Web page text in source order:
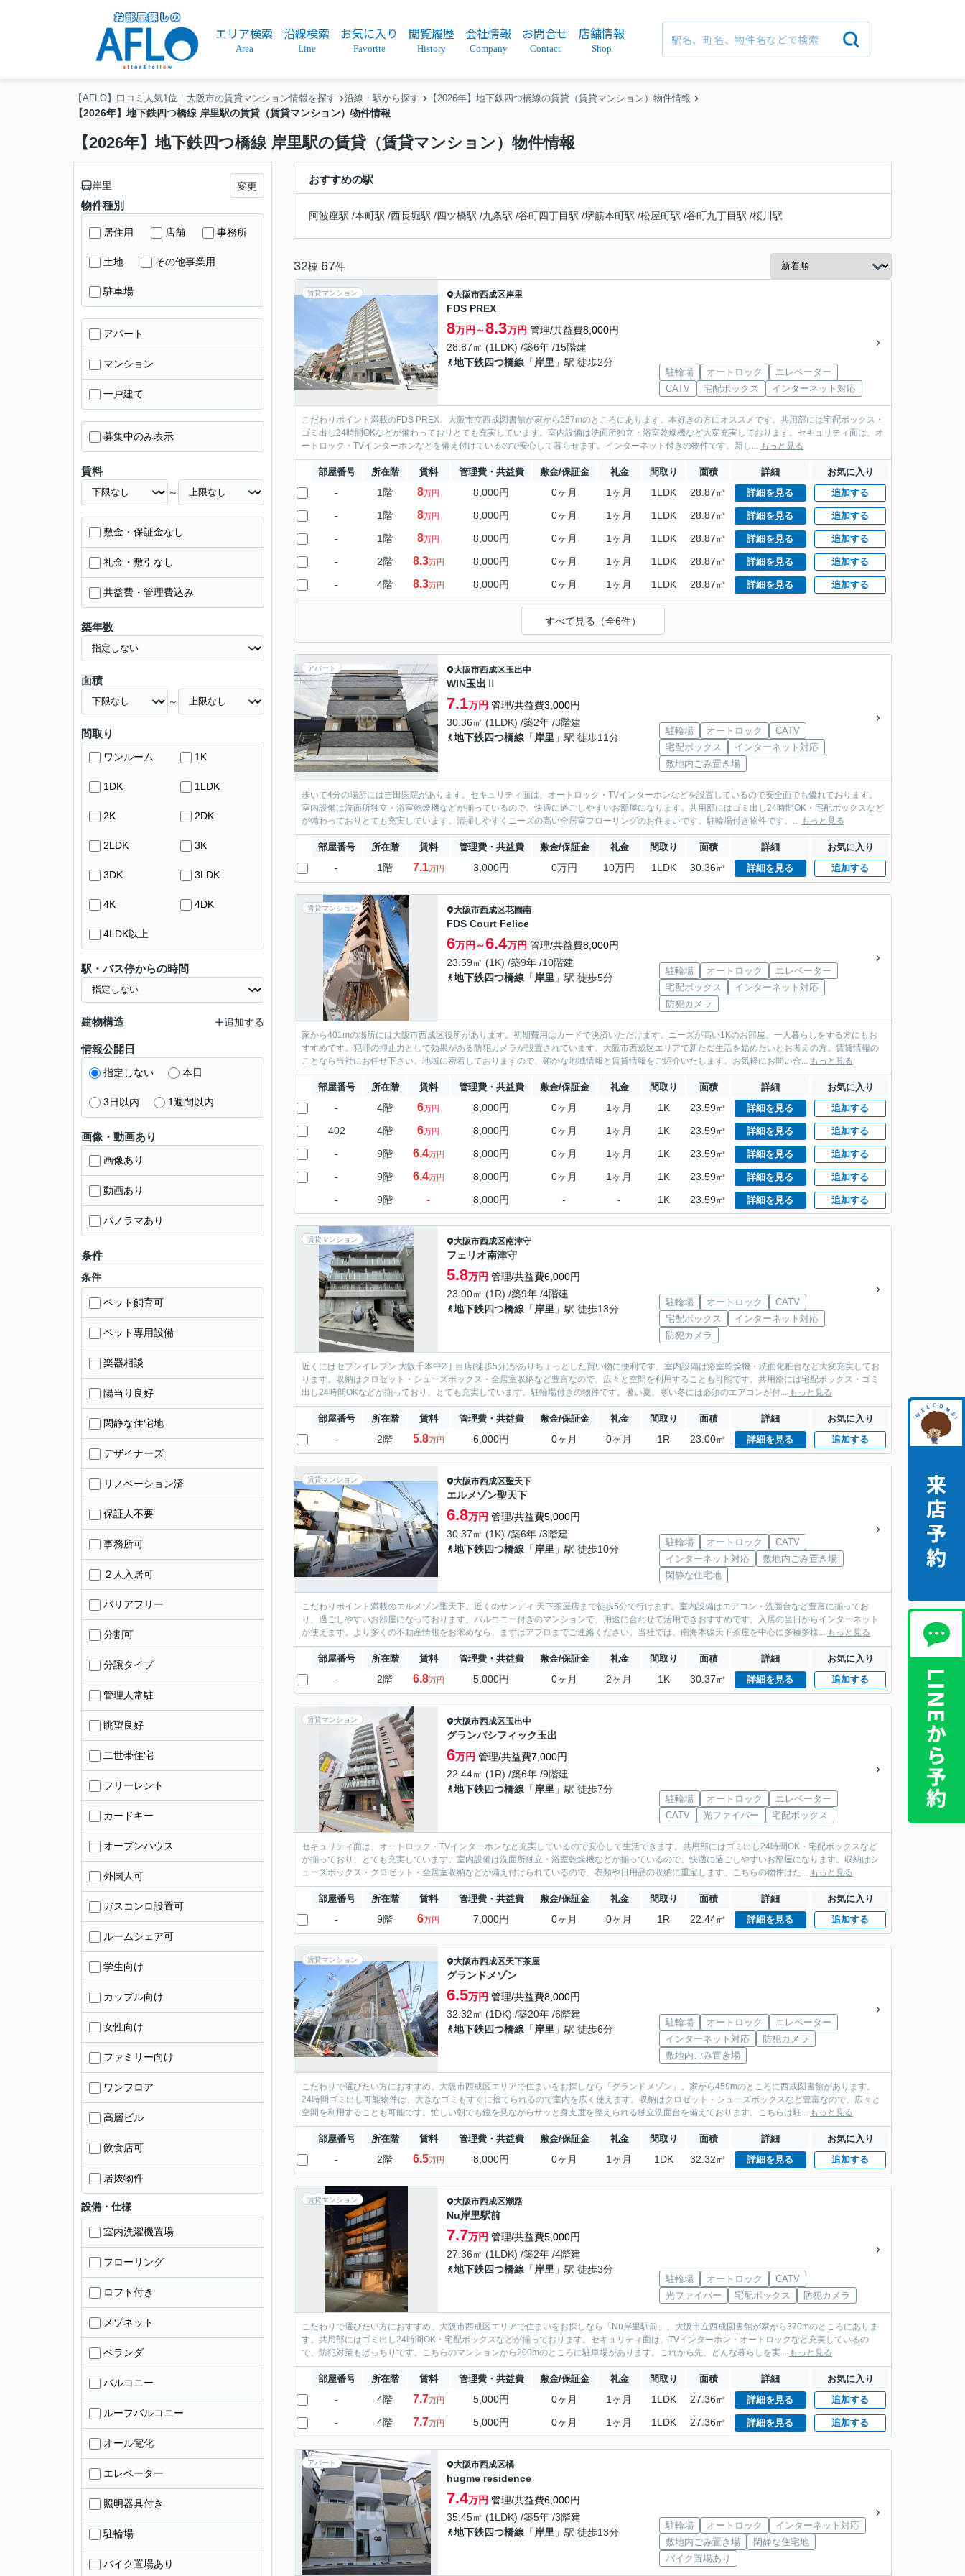
エリア検索
Area
沿線検索
Line
お気に入り
Favorite
閲覧履歴
History
会社情報
Company
お問合せ
Contact
店舗情報
Shop
【AFLO】口コミ人気1位｜大阪市の賃貸マンション情報を探す 沿線・駅から探す 【2026年】地下鉄四つ橋線の賃貸（賃貸マンション）物件情報
【2026年】地下鉄四つ橋線 岸里駅の賃貸（賃貸マンション）物件情報
【2026年】地下鉄四つ橋線 岸里駅の賃貸（賃貸マンション）物件情報
おすすめの駅
阿波座駅 /本町駅 /西長堀駅 /四ツ橋駅 /九条駅 /谷町四丁目駅 /堺筋本町駅 /松屋町駅 /谷町九丁目駅 /桜川駅
32棟 67件
賃貸マンション 大阪市西成区岸里
FDS PREX
8万円～8.3万円 管理/共益費8,000円
28.87㎡ (1LDK) /築6年 /15階建
地下鉄四つ橋線 「 岸里 」駅 徒歩2分
駐輪場 オートロック
エレベーター
CATV
宅配ボックス インターネット対応
こだわりポイント満載のFDS PREX。大阪市立西成図書館が家から257mのところにあります。本好きの方にオススメです。共用部には宅配ボックス・
ゴミ出し24時間OKなどが備わっておりとても充実しています。室内設備は洗面所独立・浴室乾燥機など大変充実しております。セキュリティ面は、オ
ートロック・TVインターホンなどを備え付けているので安心して暮らせます。インターネット付きの物件です。新し... もっと見る
部屋番号 所在階 賃料 管理費・共益費 敷金/保証金 礼金 間取り 面積 詳細 お気に入り
- 1階 8万円 8,000円 0ヶ月 1ヶ月 1LDK 28.87㎡ 詳細を見る 追加する
- 1階 8万円 8,000円 0ヶ月 1ヶ月 1LDK 28.87㎡ 詳細を見る 追加する
- 1階 8万円 8,000円 0ヶ月 1ヶ月 1LDK 28.87㎡ 詳細を見る 追加する
- 2階 8.3万円 8,000円 0ヶ月 1ヶ月 1LDK 28.87㎡ 詳細を見る 追加する
- 4階 8.3万円 8,000円 0ヶ月 1ヶ月 1LDK 28.87㎡ 詳細を見る 追加する
すべて見る（全6件）
アパート 大阪市西成区玉出中
WIN玉出Ⅱ
7.1万円 管理/共益費3,000円
30.36㎡ (1LDK) /築2年 /3階建
地下鉄四つ橋線 「 岸里 」駅 徒歩11分
駐輪場 オートロック
CATV
宅配ボックス
インターネット対応
敷地内ごみ置き場
歩いて4分の場所には吉田医院があります。セキュリティ面は、オートロック・TVインターホンなどを設置しているので安全面でも優れております。
室内設備は洗面所独立・浴室乾燥機などが揃っているので、快適に過ごしやすいお部屋になります。共用部にはゴミ出し24時間OK・宅配ボックスなど
が備わっておりとても充実しています。清掃しやすくニーズの高い全居室フローリングのお住まいです。駐輪場付き物件です。... もっと見る
部屋番号 所在階 賃料 管理費・共益費 敷金/保証金 礼金 間取り 面積 詳細 お気に入り
- 1階 7.1万円 3,000円 0万円 10万円 1LDK 30.36㎡ 詳細を見る 追加する
賃貸マンション 大阪市西成区花園南
FDS Court Felice
6万円～6.4万円 管理/共益費8,000円
23.59㎡ (1K) /築9年 /10階建
地下鉄四つ橋線 「 岸里 」駅 徒歩5分
駐輪場 オートロック
エレベーター
宅配ボックス
インターネット対応
防犯カメラ
家から401mの場所には大阪市西成区役所があります。初期費用はカードで決済いただけます。ニーズが高い1Kのお部屋、一人暮らしをする方にもお
すすめです。犯罪の抑止力として効果がある防犯カメラが設置されています。大阪市西成区エリアで新たな生活を始めたいとお考えの方。賃貸情報の
ことなら当社にお任せ下さい。地域に密着しておりますので、確かな地域情報と賃貸情報をご紹介いたします。お気軽にお問い合... もっと見る
部屋番号 所在階 賃料 管理費・共益費 敷金/保証金 礼金 間取り 面積 詳細 お気に入り
- 4階 6万円 8,000円 0ヶ月 1ヶ月 1K 23.59㎡ 詳細を見る 追加する
402 4階 6万円 8,000円 0ヶ月 1ヶ月 1K 23.59㎡ 詳細を見る 追加する
- 9階 6.4万円 8,000円 0ヶ月 1ヶ月 1K 23.59㎡ 詳細を見る 追加する
- 9階 6.4万円 8,000円 0ヶ月 1ヶ月 1K 23.59㎡ 詳細を見る 追加する
- 9階 - 8,000円 - - 1K 23.59㎡ 詳細を見る 追加する
賃貸マンション 大阪市西成区南津守
フェリオ南津守
5.8万円 管理/共益費6,000円
23.00㎡ (1R) /築9年 /4階建
地下鉄四つ橋線 「 岸里 」駅 徒歩13分
駐輪場 オートロック
CATV
宅配ボックス
インターネット対応
防犯カメラ
近くにはセブンイレブン 大阪千本中2丁目店(徒歩5分)がありちょっとした買い物に便利です。室内設備は浴室乾燥機・洗面化粧台など大変充実してお
ります。収納はクロゼット・シューズボックス・全居室収納など豊富なので、広々と空間を利用することも可能です。共用部には宅配ボックス・ゴミ
出し24時間OKなどが揃っており、とても充実しています。駐輪場付きの物件です。暑い夏、寒い冬には必須のエアコンが付... もっと見る
部屋番号 所在階 賃料 管理費・共益費 敷金/保証金 礼金 間取り 面積 詳細 お気に入り
- 2階 5.8万円 6,000円 0ヶ月 0ヶ月 1R 23.00㎡ 詳細を見る 追加する
賃貸マンション 大阪市西成区聖天下
エルメゾン聖天下
6.8万円 管理/共益費5,000円
30.37㎡ (1K) /築6年 /3階建
地下鉄四つ橋線 「 岸里 」駅 徒歩10分
駐輪場 オートロック
CATV
インターネット対応
敷地内ごみ置き場
閑静な住宅地
こだわりポイント満載のエルメゾン聖天下。近くのサンディ 天下茶屋店まで徒歩5分で行けます。室内設備はエアコン・洗面台など豊富に揃ってお
り、過ごしやすいお部屋になっております。バルコニー付きのマンションで、用途に合わせて活用できおすすめです。入居の当日からインターネット
が使えます。より多くの不動産情報をお求めなら、まずはアフロまでご連絡ください。当社では、南海本線天下茶屋を中心に多種多様... もっと見る
部屋番号 所在階 賃料 管理費・共益費 敷金/保証金 礼金 間取り 面積 詳細 お気に入り
- 2階 6.8万円 5,000円 0ヶ月 2ヶ月 1K 30.37㎡ 詳細を見る 追加する
賃貸マンション 大阪市西成区玉出中
グランパシフィック玉出
6万円 管理/共益費7,000円
22.44㎡ (1R) /築6年 /9階建
地下鉄四つ橋線 「 岸里 」駅 徒歩7分
駐輪場 オートロック
エレベーター
CATV
光ファイバー 宅配ボックス
セキュリティ面は、オートロック・TVインターホンなど充実しているので安心して生活できます。共用部にはゴミ出し24時間OK・宅配ボックスなど
が揃っており、とても充実しています。室内設備は洗面所独立・浴室乾燥機などが揃っているので、快適に過ごしやすいお部屋になります。収納はシ
ューズボックス・クロゼット・全居室収納などが備え付けられているので、衣類や日用品の収納に重宝します。こちらの物件はた... もっと見る
部屋番号 所在階 賃料 管理費・共益費 敷金/保証金 礼金 間取り 面積 詳細 お気に入り
- 9階 6万円 7,000円 0ヶ月 0ヶ月 1R 22.44㎡ 詳細を見る 追加する
賃貸マンション 大阪市西成区天下茶屋
グランドメゾン
6.5万円 管理/共益費8,000円
32.32㎡ (1DK) /築20年 /6階建
地下鉄四つ橋線 「 岸里 」駅 徒歩6分
駐輪場 オートロック
エレベーター
インターネット対応
防犯カメラ
敷地内ごみ置き場
こだわりで選びたい方におすすめ。大阪市西成区エリアで住まいをお探しなら「グランドメゾン」。家から459mのところに西成図書館があります。
24時間ゴミ出し可能物件は、大きなゴミもすぐに捨てられるので室内を広く使えます。収納はクロゼット・シューズボックスなど豊富なので、広々と
空間を利用することも可能です。忙しい朝でも鏡を見ながらサッと身支度を整えられる独立洗面台を備えております。こちらは駐... もっと見る
部屋番号 所在階 賃料 管理費・共益費 敷金/保証金 礼金 間取り 面積 詳細 お気に入り
- 2階 6.5万円 8,000円 0ヶ月 1ヶ月 1DK 32.32㎡ 詳細を見る 追加する
賃貸マンション 大阪市西成区潮路
Nu岸里駅前
7.7万円 管理/共益費5,000円
27.36㎡ (1LDK) /築2年 /4階建
地下鉄四つ橋線 「 岸里 」駅 徒歩3分
駐輪場 オートロック
CATV
光ファイバー
宅配ボックス 防犯カメラ
こだわりで選びたい方におすすめ。大阪市西成区エリアで住まいをお探しなら「Nu岸里駅前」。大阪市立西成図書館が家から370mのところにありま
す。共用部にはゴミ出し24時間OK・宅配ボックスなどが揃っております。セキュリティ面は、TVインターホン・オートロックなど充実しているの
で、防犯対策もばっちりです。こちらのマンションから200mのところに駐車場があります。これから先、どんな暮らしを実... もっと見る
部屋番号 所在階 賃料 管理費・共益費 敷金/保証金 礼金 間取り 面積 詳細 お気に入り
- 4階 7.7万円 5,000円 0ヶ月 1ヶ月 1LDK 27.36㎡ 詳細を見る 追加する
- 4階 7.7万円 5,000円 0ヶ月 1ヶ月 1LDK 27.36㎡ 詳細を見る 追加する
アパート 大阪市西成区橘
hugme residence
7.4万円 管理/共益費6,000円
35.45㎡ (1LDK) /築5年 /3階建
地下鉄四つ橋線 「 岸里 」駅 徒歩13分
駐輪場 オートロック
インターネット対応
敷地内ごみ置き場
閑静な住宅地
バイク置場あり
岸里 変更
物件種別
居住用 店舗 事務所
土地 その他事業用
駐車場
アパート
マンション
一戸建て
募集中のみ表示
賃料
～
敷金・保証金なし
礼金・敷引なし
共益費・管理費込み
築年数
面積
～
間取り
ワンルーム 1K
1DK 1LDK
2K 2DK
2LDK 3K
3DK 3LDK
4K 4DK
4LDK以上
駅・バス停からの時間
建物構造 追加する
情報公開日
指定しない 本日
3日以内 1週間以内
画像・動画あり
画像あり
動画あり
パノラマあり
条件
条件
ペット飼育可
ペット専用設備
楽器相談
陽当り良好
閑静な住宅地
デザイナーズ
リノベーション済
保証人不要
事務所可
２人入居可
バリアフリー
分割可
分譲タイプ
管理人常駐
眺望良好
二世帯住宅
フリーレント
カードキー
オープンハウス
外国人可
ガスコンロ設置可
ルームシェア可
学生向け
カップル向け
女性向け
ファミリー向け
ワンフロア
高層ビル
飲食店可
居抜物件
設備・仕様
室内洗濯機置場
フローリング
ロフト付き
メゾネット
ベランダ
バルコニー
ルーフバルコニー
オール電化
エレベーター
照明器具付き
駐輪場
バイク置場あり